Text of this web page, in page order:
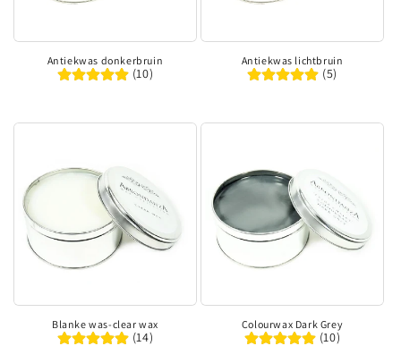
Antiekwas donkerbruin
(10)
Antiekwas lichtbruin
(5)
Blanke was-clear wax
(14)
Colourwax Dark Grey
(10)